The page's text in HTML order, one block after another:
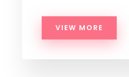
VIEW MORE